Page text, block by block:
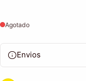
Agotado
Envios